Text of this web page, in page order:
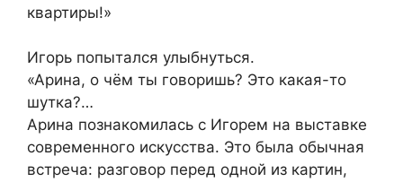
квартиры!»
Игорь попытался улыбнуться.
«Арина, о чём ты говоришь? Это какая-то
шутка?…
Арина познакомилась с Игорем на выставке
современного искусства. Это была обычная
встреча: разговор перед одной из картин,